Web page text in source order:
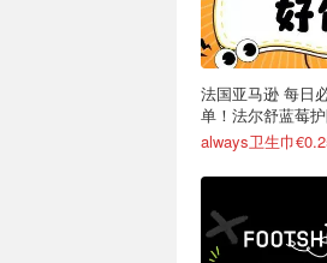
法国亚马逊 每日
单！法尔舒蓝莓
always卫生巾